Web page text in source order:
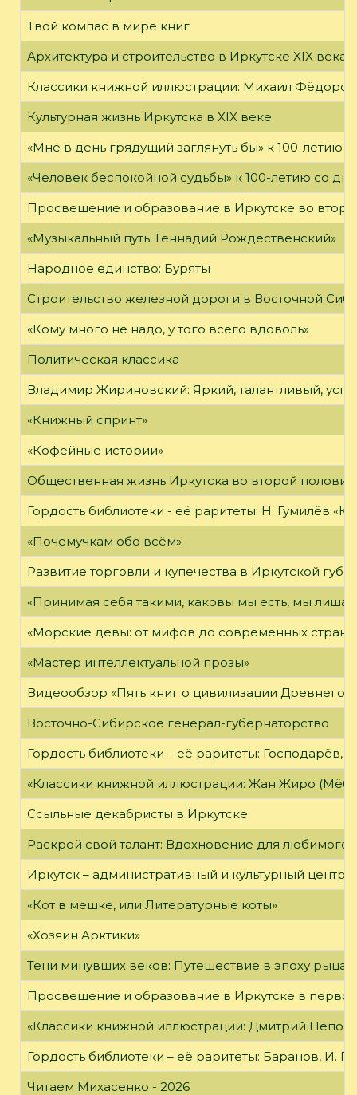
Твой компас в мире книг
Архитектура и строительство в Иркутске XIX века
Классики книжной иллюстрации: Михаил Фёдоров
Культурная жизнь Иркутска в XIX веке
«Мне в день грядущий заглянуть бы» к 100-летию
«Человек беспокойной судьбы» к 100-летию со
Просвещение и образование в Иркутске во
«Музыкальный путь: Геннадий Рождественский»
Народное единство: Буряты
Строительство железной дороги в Восточной
«Кому много не надо, у того всего вдоволь»
Политическая классика
Владимир Жириновский: Яркий, талантливый,
«Книжный спринт»
«Кофейные истории»
Общественная жизнь Иркутска во второй
Гордость библиотеки - её раритеты: Н. Гумилёв
«Почемучкам обо всём»
Развитие торговли и купечества в Иркутской
«Принимая себя такими, каковы мы есть, мы
«Морские девы: от мифов до современных
«Мастер интеллектуальной прозы»
Видеообзор «Пять книг о цивилизации Древнего
Восточно-Сибирское генерал-губернаторство
Гордость библиотеки – её раритеты:
«Классики книжной иллюстрации: Жан Жиро
Ссыльные декабристы в Иркутске
Раскрой свой талант: Вдохновение для любимого
Иркутск – административный и культурный центр
«Кот в мешке, или Литературные коты»
«Хозяин Арктики»
Тени минувших веков: Путешествие в эпоху
Просвещение и образование в Иркутске в
«Классики книжной иллюстрации: Дмитрий
Гордость библиотеки – её раритеты: Баранов, И.
Читаем Михасенко - 2026